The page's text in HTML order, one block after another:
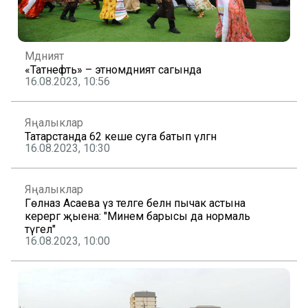
Мәдәният
«Татнефть» – этномәдәният сагында
16.08.2023, 10:56
Яңалыклар
Татарстанда 62 кеше суга батып үлгән
16.08.2023, 10:30
Яңалыклар
Гөлназ Асаева үз теләге белән пычак астына
керергә җыена: "Минем барысы да нормаль
түгел"
16.08.2023, 10:00